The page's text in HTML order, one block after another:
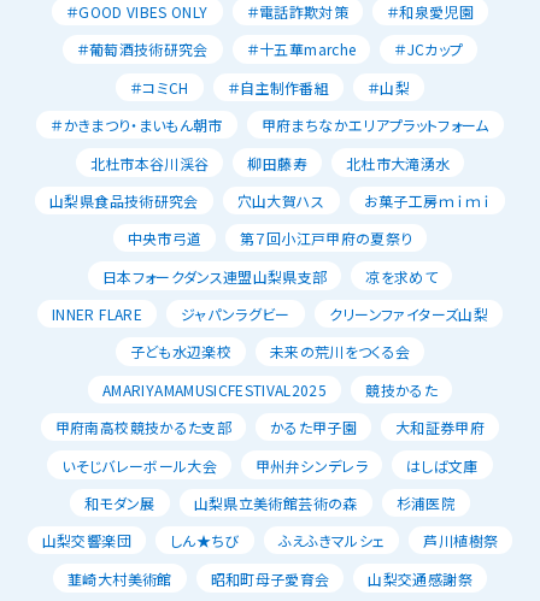
＃GOOD VIBES ONLY
＃電話詐欺対策
＃和泉愛児園
＃葡萄酒技術研究会
＃十五華marche
＃JCカップ
＃コミCH
＃自主制作番組
＃山梨
＃かきまつり・まいもん朝市
甲府まちなかエリアプラットフォーム
北杜市本谷川渓谷
柳田藤寿
北杜市大滝湧水
山梨県食品技術研究会
穴山大賀ハス
お菓子工房ｍｉｍｉ
中央市弓道
第７回小江戸甲府の夏祭り
日本フォークダンス連盟山梨県支部
凉を求めて
INNER FLARE
ジャパンラグビー
クリーンファイターズ山梨
子ども水辺楽校
未来の荒川をつくる会
AMARIYAMAMUSICFESTIVAL2025
競技かるた
甲府南高校競技かるた支部
かるた甲子園
大和証券甲府
いそじバレーボール大会
甲州弁シンデレラ
はしば文庫
和モダン展
山梨県立美術館芸術の森
杉浦医院
山梨交響楽団
しん★ちび ふえふきマルシェ
芦川植樹祭
韮崎大村美術館
昭和町母子愛育会
山梨交通感謝祭